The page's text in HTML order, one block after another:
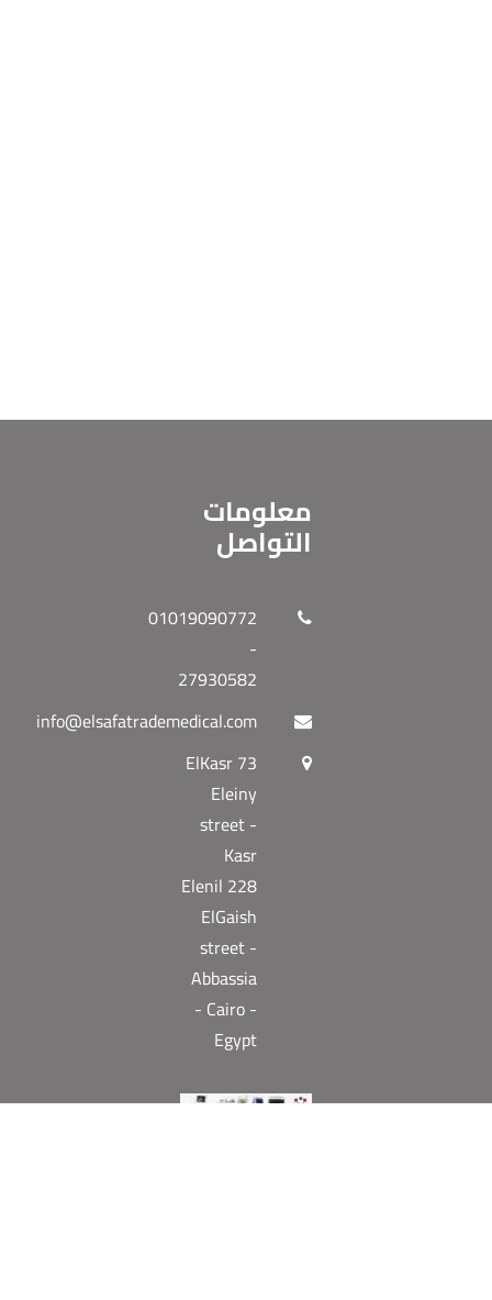
معلومات
التواصل
01019090772
-
27930582
info@elsafatrademedical.com
73 ElKasr
Eleiny
street -
Kasr
Elenil 228
ElGaish
street -
Abbassia
- Cairo -
Egypt